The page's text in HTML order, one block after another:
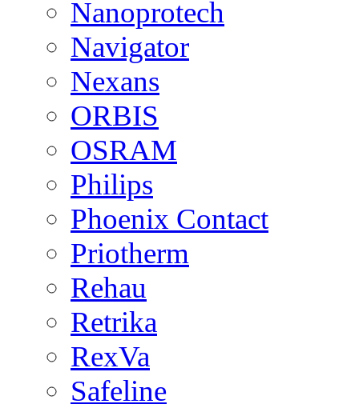
Nanoprotech
Navigator
Nexans
ORBIS
OSRAM
Philips
Phoenix Contact
Priotherm
Rehau
Retrika
RexVa
Safeline